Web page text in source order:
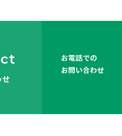
お電話での
お問い合わせ